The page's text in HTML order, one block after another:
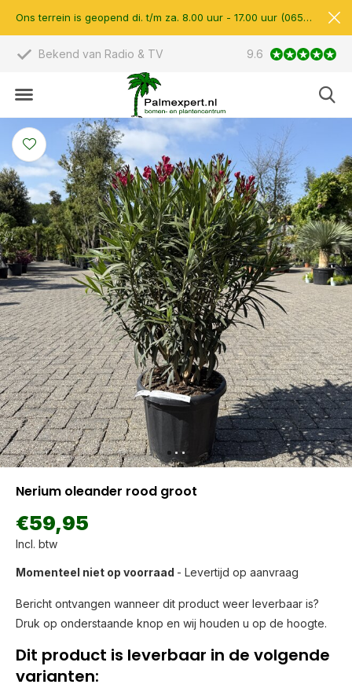
Bekend van Radio & TV Scherpe prijzen
9.6
Ons terrein is geopend di. t/m za. 8.00 uur - 17.00 uur (0657510597)
Nerium oleander rood groot
€59,95
Incl. btw
Momenteel niet op voorraad - Levertijd op aanvraag
Bericht ontvangen wanneer dit product weer leverbaar is?
Druk op onderstaande knop en wij houden u op de hoogte.
Dit product is leverbaar in de volgende
varianten: